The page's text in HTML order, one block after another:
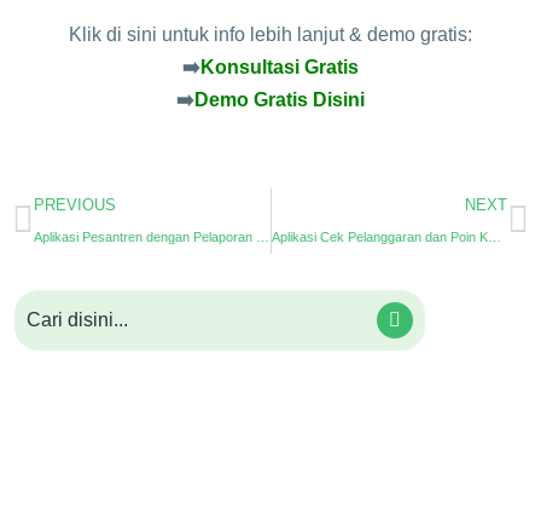
Klik di sini untuk info lebih lanjut & demo gratis:
➡️Konsultasi Gratis
➡️Demo Gratis Disini
PREVIOUS NEXT
Aplikasi Cek Pelanggaran dan Poin Kedisiplinan Santri untuk Pesantren Modern